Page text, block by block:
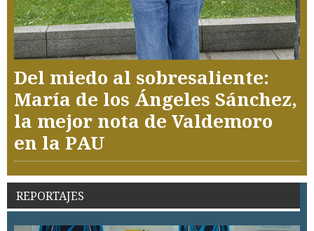
Del miedo al sobresaliente:
María de los Ángeles Sánchez,
la mejor nota de Valdemoro
en la PAU
REPORTAJES